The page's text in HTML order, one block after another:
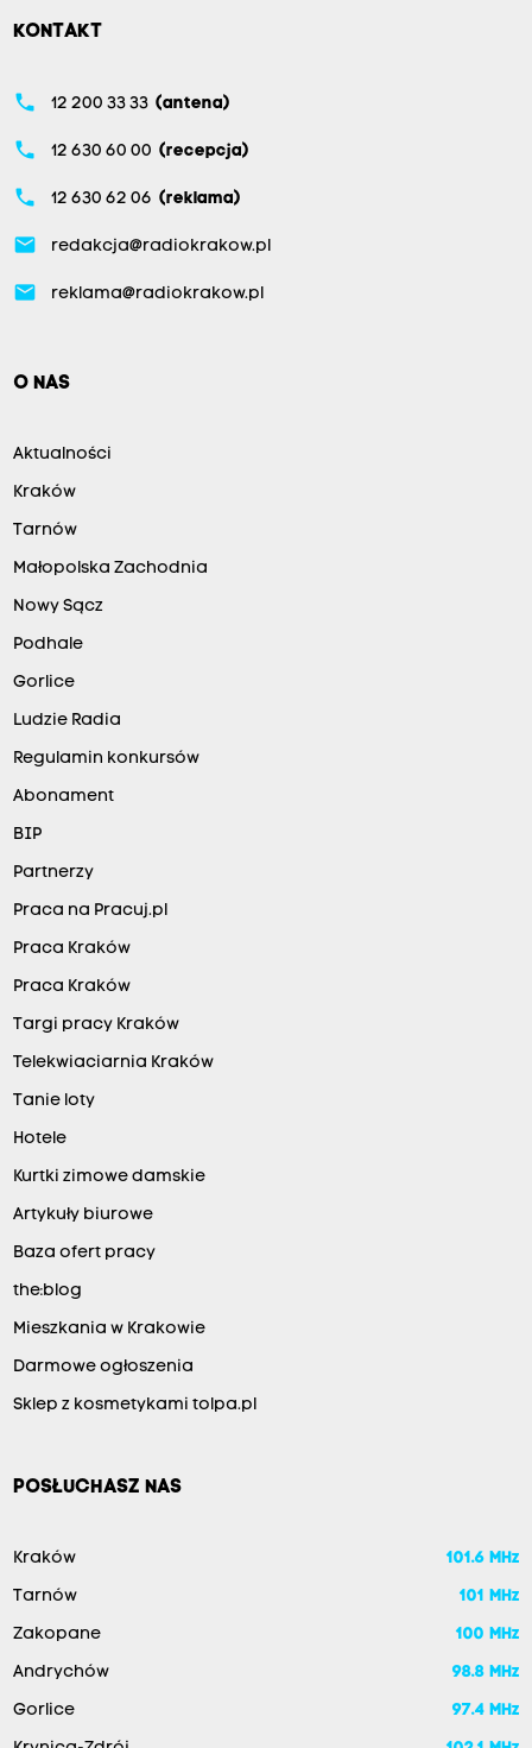
KONTAKT
phone 12 200 33 33 (antena)
phone 12 630 60 00 (recepcja)
phone 12 630 62 06 (reklama)
email redakcja@radiokrakow.pl
email reklama@radiokrakow.pl
O NAS
Aktualności
Kraków
Tarnów
Małopolska Zachodnia
Nowy Sącz
Podhale
Gorlice
Ludzie Radia
Regulamin konkursów
Abonament
BIP
Partnerzy
Praca na Pracuj.pl
Praca Kraków
Praca Kraków
Targi pracy Kraków
Telekwiaciarnia Kraków
Tanie loty
Hotele
Kurtki zimowe damskie
Artykuły biurowe
Baza ofert pracy
the:blog
Mieszkania w Krakowie
Darmowe ogłoszenia
Sklep z kosmetykami tolpa.pl
POSŁUCHASZ NAS
Kraków 101.6 MHz
Tarnów 101 MHz
Zakopane 100 MHz
Andrychów 98.8 MHz
Gorlice 97.4 MHz